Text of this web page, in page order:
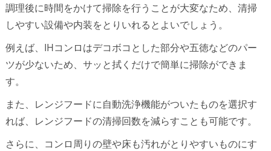
調理後に時間をかけて掃除を行うことが大変なため、清掃
しやすい設備や内装をとりいれるとよいでしょう。
例えば、IHコンロはデコボコとした部分や五徳などのパー
ツが少ないため、サッと拭くだけで簡単に掃除ができま
す。
また、レンジフードに自動洗浄機能がついたものを選択す
れば、レンジフードの清掃回数を減らすことも可能です。
さらに、コンロ周りの壁や床も汚れがとりやすいものにす